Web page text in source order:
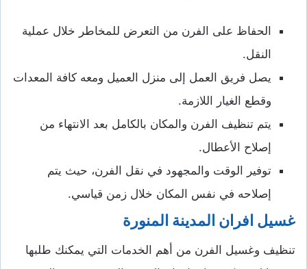
الحفاظ على الفرن من التعرض للمخاطر خلال عملية
النقل.
يصل فريق العمل إلى منزل العميل ومعه كافة المعدات
وقطع الغيار اللازمة.
يتم تنظيف الفرن والمكان بالكامل بعد الانتهاء من
إصلاح الأعطال.
توفير الوقت والمجهود في نقل الفرن، حيث يتم
إصلاحه في نفس المكان خلال زمن قياسي.
غسيل افران المدينة المنورة
تنظيف وغسيل الفرن من أهم الخدمات التي يمكنك طلبها